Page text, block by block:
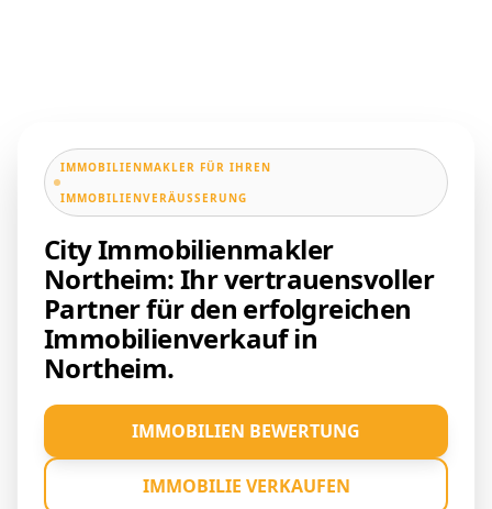
IMMOBILIENMAKLER FÜR IHREN
IMMOBILIENVERÄUSSERUNG
City Immobilienmakler
Northeim: Ihr vertrauensvoller
Partner für den erfolgreichen
Immobilienverkauf in
Northeim.
IMMOBILIEN BEWERTUNG
IMMOBILIE VERKAUFEN